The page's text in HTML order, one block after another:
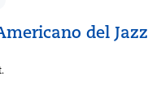
del Jazz